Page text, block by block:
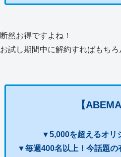
断然お得ですよね！
お試し期間中に解約すればもちろ
【
▼5,000を超えるオリ
▼毎週400名以上！今話題の